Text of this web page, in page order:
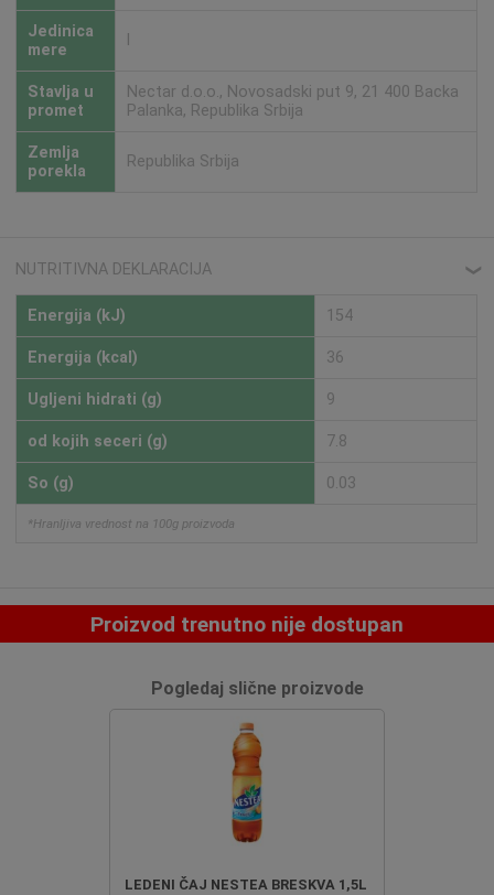
Jedinica
mere
Stavlja u
promet
Nectar d.o.o., Novosadski put 9, 21 400 Backa
Palanka, Republika Srbija
Zemlja
porekla
Republika Srbija
NUTRITIVNA DEKLARACIJA ❮
Energija (kJ) 154
Energija (kcal) 36
Ugljeni hidrati (g) 9
od kojih seceri (g) 7.8
So (g) 0.03
*Hranljiva vrednost na 100g proizvoda
Proizvod trenutno nije dostupan
Pogledaj slične proizvode
LEDENI ČAJ NESTEA BRESKVA 1,5L